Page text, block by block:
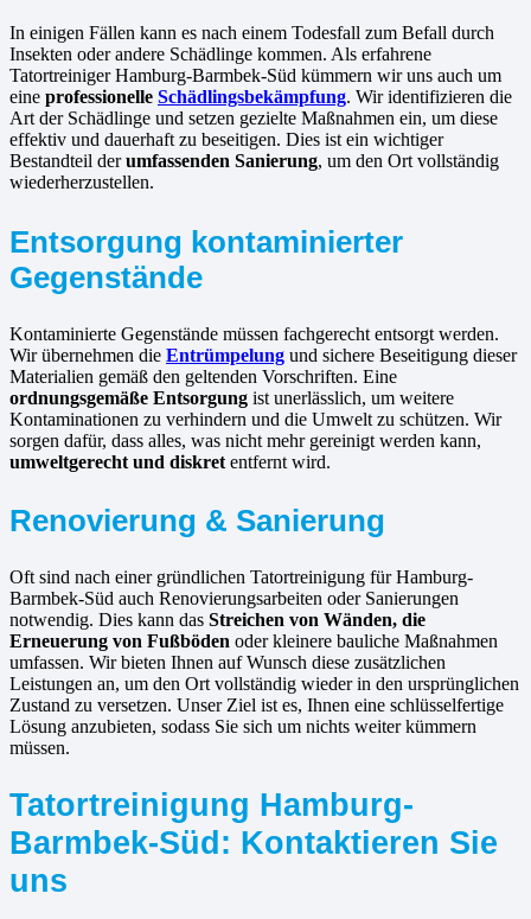
In einigen Fällen kann es nach einem Todesfall zum Befall durch
Insekten oder andere Schädlinge kommen. Als erfahrene
Tatortreiniger Hamburg-Barmbek-Süd kümmern wir uns auch um
eine professionelle Schädlingsbekämpfung. Wir identifizieren die
Art der Schädlinge und setzen gezielte Maßnahmen ein, um diese
effektiv und dauerhaft zu beseitigen. Dies ist ein wichtiger
Bestandteil derumfassenden Sanierung, um den Ort vollständig
wiederherzustellen.
Entsorgung kontaminierter
Gegenstände
Kontaminierte Gegenstände müssen fachgerecht entsorgt werden.
Wir übernehmen die Entrümpelung und sichere Beseitigung dieser
Materialien gemäß den geltenden Vorschriften. Eine
ordnungsgemäße Entsorgung ist unerlässlich, um weitere
Kontaminationen zu verhindern und die Umwelt zu schützen. Wir
sorgen dafür, dass alles, was nicht mehr gereinigt werden kann,
umweltgerecht und diskret entfernt wird.
Renovierung & Sanierung
Oft sind nach einer gründlichen Tatortreinigung für Hamburg-
Barmbek-Süd auch Renovierungsarbeiten oder Sanierungen
notwendig. Dies kann das Streichen von Wänden, die
Erneuerung von Fußböden oder kleinere bauliche Maßnahmen
umfassen. Wir bieten Ihnen auf Wunsch diese zusätzlichen
Leistungen an, um den Ort vollständig wieder in den ursprünglichen
Zustand zu versetzen. Unser Ziel ist es, Ihnen eine schlüsselfertige
Lösung anzubieten, sodass Sie sich um nichts weiter kümmern
müssen.
Tatortreinigung Hamburg-
Barmbek-Süd: Kontaktieren Sie
uns